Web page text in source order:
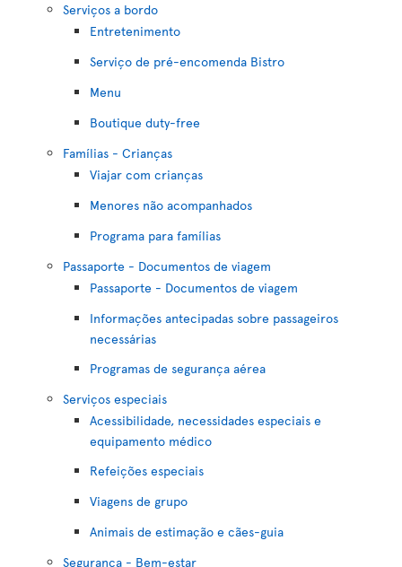
Serviços a bordo
Entretenimento
Serviço de pré-encomenda Bistro
Menu
Boutique duty-free
Famílias - Crianças
Viajar com crianças
Menores não acompanhados
Programa para famílias
Passaporte - Documentos de viagem
Passaporte - Documentos de viagem
Informações antecipadas sobre passageiros
necessárias
Programas de segurança aérea
Serviços especiais
Acessibilidade, necessidades especiais e
equipamento médico
Refeições especiais
Viagens de grupo
Animais de estimação e cães-guia
Segurança - Bem-estar